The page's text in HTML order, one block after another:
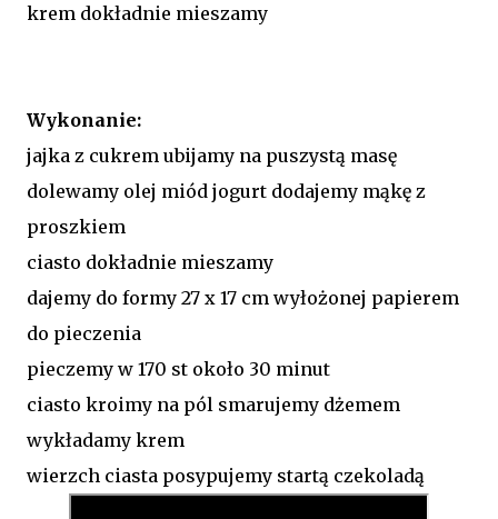
krem dokładnie mieszamy
Wykonanie:
jajka z cukrem ubijamy na puszystą masę
dolewamy olej miód jogurt dodajemy mąkę z
proszkiem
ciasto dokładnie mieszamy
dajemy do formy 27 x 17 cm wyłożonej papierem
do pieczenia
pieczemy w 170 st około 30 minut
ciasto kroimy na pól smarujemy dżemem
wykładamy krem
wierzch ciasta posypujemy startą czekoladą